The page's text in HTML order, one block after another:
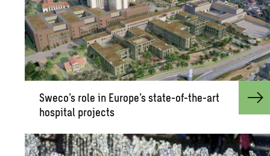
Sweco’s role in Eu­rope’s state-of-the-art
hos­pi­tal pro­jects